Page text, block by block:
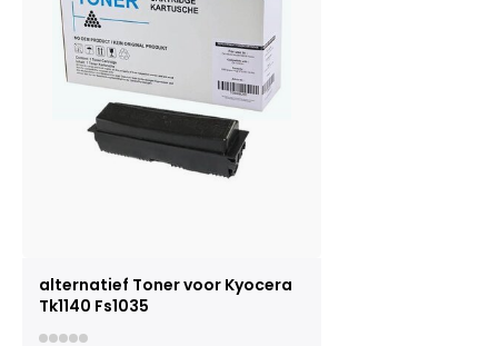
alternatief Toner voor Kyocera
Tk1140 Fs1035